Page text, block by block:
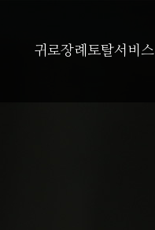
귀로장례토탈서비스